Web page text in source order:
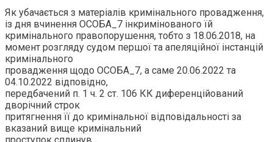
Як убачається з матеріалів кримінального провадження,
із дня вчинення ОСОБА_7 інкримінованого їй
кримінального правопорушення, тобто з 18.06.2018, на
момент розгляду судом першої та апеляційної інстанцій
кримінального
провадження щодо ОСОБА_7, а саме 20.06.2022 та
04.10.2022 відповідно,
передбачений п. 1 ч. 2 ст. 106 КК диференційований
дворічний строк
притягнення її до кримінальної відповідальності за
вказаний вище кримінальний